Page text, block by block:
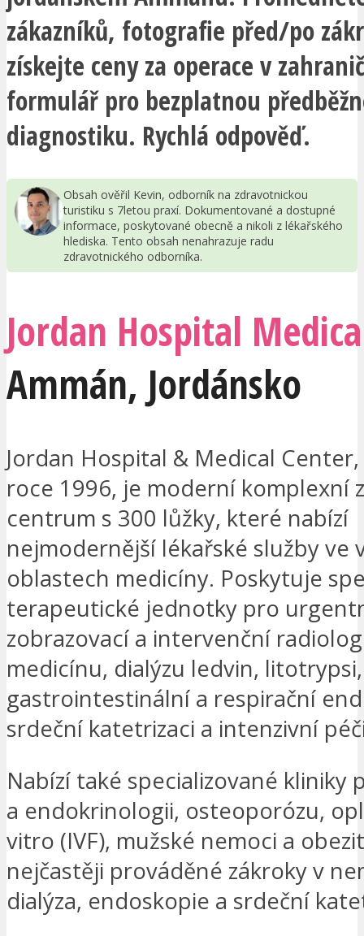
zákazníků, fotografie před/po
získejte ceny za operace v
formulář pro bezplatnou
diagnostiku. Rychlá odpověď.
Obsah ověřil Kevin, odborník na zdravotnickou
turistiku s 7letou praxí. Dokumentované a dostupné
informace, poskytované obecně a nikoli z lékařského
hlediska. Tento obsah nenahrazuje radu
zdravotnického odborníka.
Jordan Hospital
Ammán, Jordánsko
Jordan Hospital & Medical
roce 1996, je moderní komplexní
centrum s 300 lůžky, které nabízí
nejmodernější lékařské služby ve
oblastech medicíny. Poskytuje
terapeutické jednotky pro
zobrazovací a intervenční
medicínu, dialýzu ledvin,
gastrointestinální a respirační
srdeční katetrizaci a intenzivní
Nabízí také specializované kliniky
a endokrinologii, osteoporózu,
vitro (IVF), mužské nemoci a
nejčastěji prováděné zákroky v
dialýza, endoskopie a srdeční